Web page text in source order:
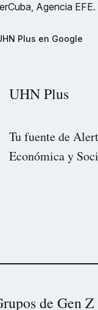
Agencia EFE.
Plus en Google
UHN Plus
Tu fuente de
Económica y
de Gen